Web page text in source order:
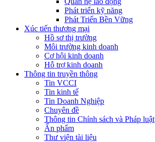
Phát triển kỹ năng
Phát Triển Bền Vững
Xúc tiến thương mại
Hồ sơ thị trường
Môi trường kinh doanh
Cơ hội kinh doanh
Hỗ trợ kinh doanh
Thông tin truyền thông
Tin VCCI
Tin kinh tế
Tin Doanh Nghiệp
Chuyên đề
Thông tin Chính sách và Pháp luật
Ấn phẩm
Thư viện tài liệu